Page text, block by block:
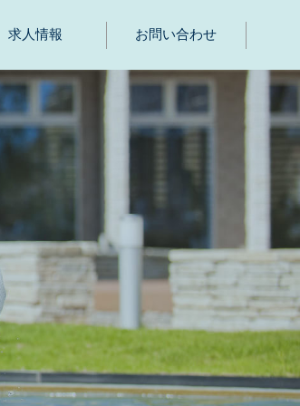
求人情報 お問い合わせ